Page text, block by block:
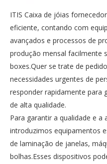
ITIS Caixa de jóias
eficiente, contando com
avançados e processos de
produção mensal facilmente
boxes.Quer se trate de
necessidades urgentes de
responder rapidamente para
de alta qualidade.
Para garantir a qualidade e a
introduzimos equipamentos
de laminação de janelas,
bolhas.Esses dispositivos